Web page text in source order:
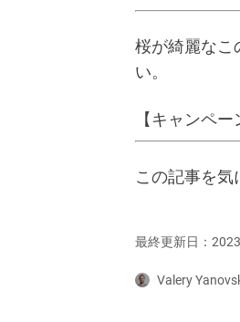
桜が綺麗なこ
い。
【キャンペ
この記事を気
最終更新日：
Valery